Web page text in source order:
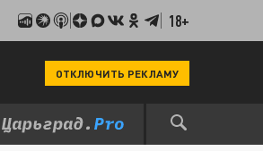
18+
ОТКЛЮЧИТЬ РЕКЛАМУ